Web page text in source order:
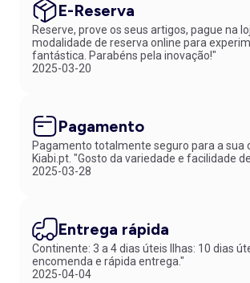
E-Reserva
Reserve, prove os seus artigos, pague na loja
modalidade de reserva online para
fantástica. Parabéns pela inovação!"
2025-03-20
Pagamento
Pagamento totalmente seguro para a sua
Kiabi.pt. "Gosto da variedade e
2025-03-28
Entrega rápida
Continente: 3 a 4 dias úteis Ilhas: 10 dias úteis. "Fácil
encomenda e rápida entrega."
2025-04-04